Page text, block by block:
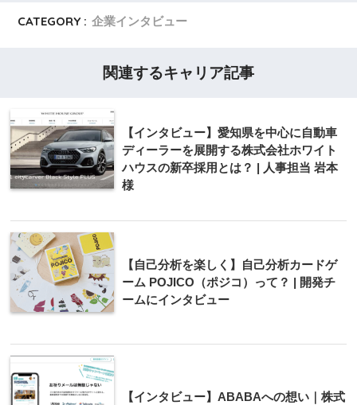
CATEGORY : 企業インタビュー
関連するキャリア記事
【インタビュー】愛知県を中心に自動車
ディーラーを展開する株式会社ホワイト
ハウスの新卒採用とは？ | 人事担当 岩本
様
【自己分析を楽しく】自己分析カードゲ
ーム POJICO（ポジコ）って？ | 開発チ
ームにインタビュー
【インタビュー】ABABAへの想い｜株式